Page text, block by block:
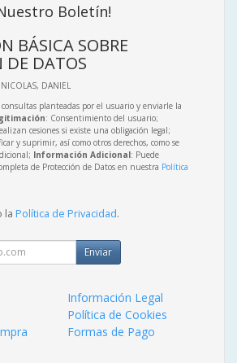
Boletín!
BÁSICA SOBRE
DE DATOS
DANIEL
consultas planteadas por el usuario y enviarle la
: Consentimiento del usuario;
cesiones si existe una obligación legal;
y suprimir, así como otros derechos, como se
Información Adicional: Puede
de Protección de Datos en nuestra Política
la Política de Privacidad.
Enviar
Información Legal
Política de Cookies
Formas de Pago